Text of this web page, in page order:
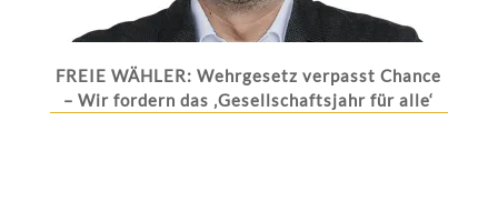
FREIE WÄHLER: Wehrgesetz verpasst Chance
– Wir fordern das ‚Gesellschaftsjahr für alle‘